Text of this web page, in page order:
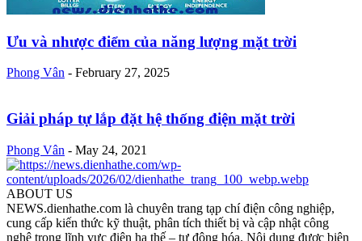
Ưu và nhược điểm của năng lượng mặt trời
Phong Vân - February 27, 2025
Giải pháp tự lắp đặt hệ thống điện mặt trời
Phong Vân - May 24, 2021
ABOUT US
NEWS.dienhathe.com là chuyên trang tạp chí điện công nghiệp,
cung cấp kiến thức kỹ thuật, phân tích thiết bị và cập nhật công
nghệ trong lĩnh vực điện hạ thế – tự động hóa. Nội dung được biên